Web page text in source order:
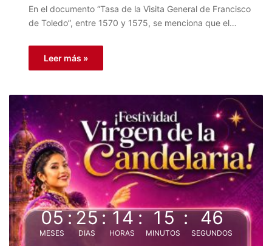
En el documento “Tasa de la Visita General de Francisco
de Toledo”, entre 1570 y 1575, se menciona que el…
Leer más »
05
MESES
:25
DIAS
:14
HORAS
: 15
MINUTOS
: 46
SEGUNDOS